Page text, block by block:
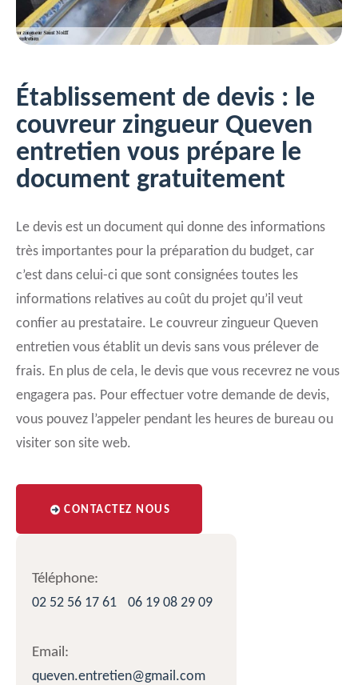
Établissement de devis : le
couvreur zingueur Queven
entretien vous prépare le
document gratuitement
Le devis est un document qui donne des informations
très importantes pour la préparation du budget, car
c’est dans celui-ci que sont consignées toutes les
informations relatives au coût du projet qu’il veut
confier au prestataire. Le couvreur zingueur Queven
entretien vous établit un devis sans vous prélever de
frais. En plus de cela, le devis que vous recevrez ne vous
engagera pas. Pour effectuer votre demande de devis,
vous pouvez l’appeler pendant les heures de bureau ou
visiter son site web.
CONTACTEZ NOUS
Téléphone:
02 52 56 17 61
06 19 08 29 09
Email:
queven.entretien@gmail.com